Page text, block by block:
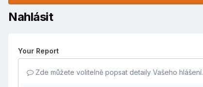
Nahlásit
Your Report
Zde můžete volitelně popsat detaily Vašeho hlášení.